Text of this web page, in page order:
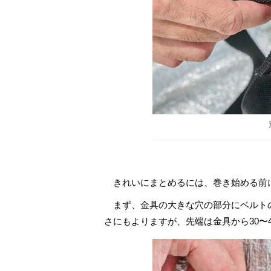
きれいにまとめるには、巻き始める前
まず、金具の大きな穴の部分にベルト
さにもよりますが、先端は金具から30